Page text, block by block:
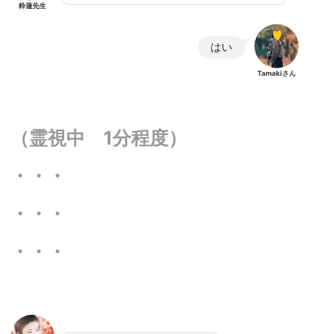
粋蓮先生
はい
Tamakiさん
（霊視中 1分程度）
・・・
・・・
・・・